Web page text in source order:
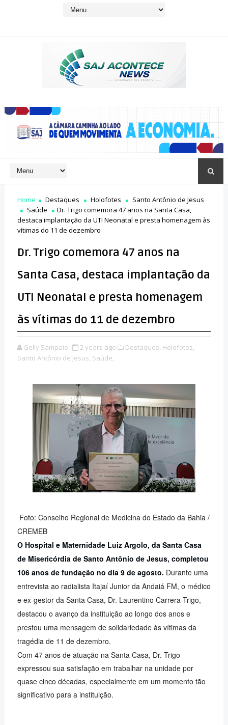
Home Destaques Holofotes
Santo Antônio de Jesus
Saúde
Dr. Trigo comemora 47 anos na Santa Casa,
destaca implantação da UTI Neonatal e presta homenagem às
vítimas do 11 de dezembro
Dr. Trigo comemora 47 anos na
Santa Casa, destaca implantação da
UTI Neonatal e presta homenagem
às vítimas do 11 de dezembro
Gelly Sampaio 2 years ago Destaques, Holofotes,
Santo Antônio de Jesus, Saúde,
Foto: Conselho Regional de Medicina do Estado da Bahia /
CREMEB
O Hospital e Maternidade Luiz Argolo, da Santa Casa
de Misericórdia de Santo Antônio de Jesus, completou
106 anos de fundação no dia 9 de agosto. Durante uma
entrevista ao radialista Itajaí Junior da Andaiá FM, o médico
e ex-gestor da Santa Casa, Dr. Laurentino Carrera Trigo,
destacou o avanço da instituição ao longo dos anos e
prestou uma mensagem de solidariedade às vítimas da
tragédia de 11 de dezembro.
Com 47 anos de atuação na Santa Casa, Dr. Trigo
expressou sua satisfação em trabalhar na unidade por
quase cinco décadas, especialmente em um momento tão
significativo para a instituição.